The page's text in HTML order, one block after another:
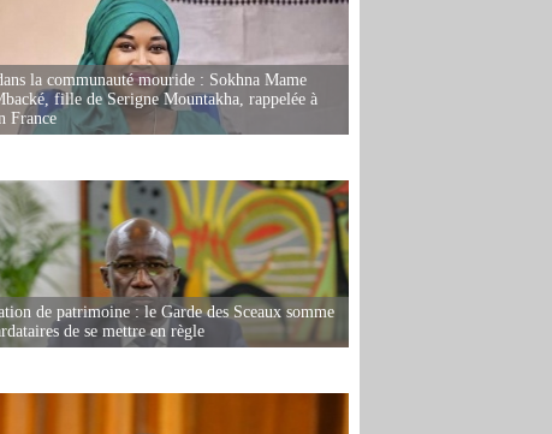
la communauté mouride : Sokhna Mame
fille de Serigne Mountakha, rappelée à
France
de patrimoine : le Garde des Sceaux somme
de se mettre en règle